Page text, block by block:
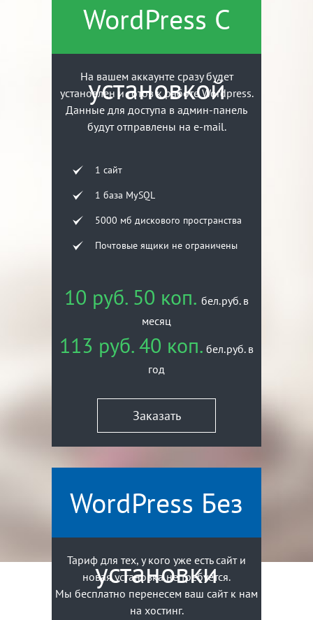
WordPress С
установкой
На вашем аккаунте сразу будет
установлен и готов к работе Wordpress.
Данные для доступа в админ-панель
будут отправлены на e-mail.
1 сайт
1 база MySQL
5000 мб дискового пространства
Почтовые ящики не ограничены
10 руб. 50 коп. бел.руб. в
месяц
113 руб. 40 коп. бел.руб. в
год
Заказать
WordPress Без
установки
Тариф для тех, у кого уже есть сайт и
новая установка не требуется.
Мы бесплатно перенесем ваш сайт к нам
на хостинг.